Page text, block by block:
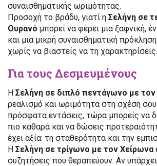
συναισθηματικής ωριμότητας.
Προσοχή το βράδυ, γιατί η Σελήνη σε
Ουρανό μπορεί να φέρει μια ξαφνική,
και μια μικρή συναισθηματική
χωρίς να βιαστείς να τη χαρακτηρίσεις.
Για τους Δεσμευμένους
Η Σελήνη σε διπλό πεντάγωνο με
ρεαλισμό και ωριμότητα στη σχέση
πρόσφατα εντάσεις, τώρα μπορείς να
πιο καθαρά και να δώσεις
έχει αξία: τη σταθερότητα και την
Η Σελήνη σε τρίγωνο με τον Χείρωνα
συζητήσεις που θεραπεύουν. Αν